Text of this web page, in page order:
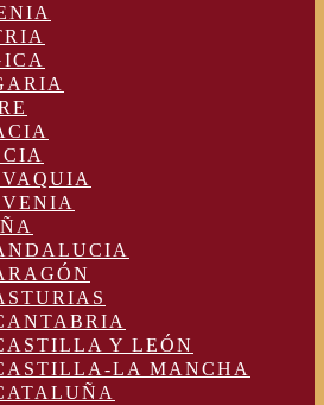
Y LEÓN
LA MANCHA